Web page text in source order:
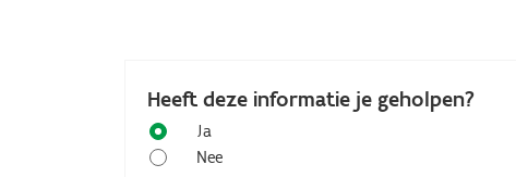
Heeft deze informatie je geholpen?
Ja
Nee